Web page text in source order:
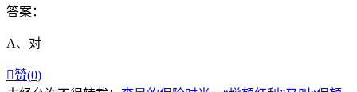
答案：
A、对
赞(0)